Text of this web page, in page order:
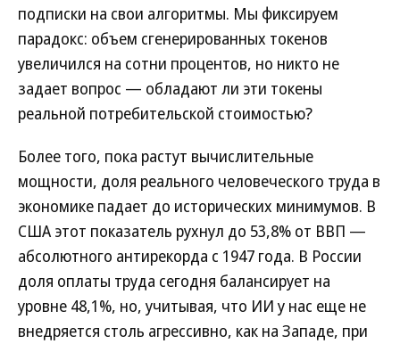
подписки на свои алгоритмы. Мы фиксируем
парадокс: объем сгенерированных токенов
увеличился на сотни процентов, но никто не
задает вопрос — обладают ли эти токены
реальной потребительской стоимостью?
Более того, пока растут вычислительные
мощности, доля реального человеческого труда в
экономике падает до исторических минимумов. В
США этот показатель рухнул до 53,8% от ВВП —
абсолютного антирекорда с 1947 года. В России
доля оплаты труда сегодня балансирует на
уровне 48,1%, но, учитывая, что ИИ у нас еще не
внедряется столь агрессивно, как на Западе, при